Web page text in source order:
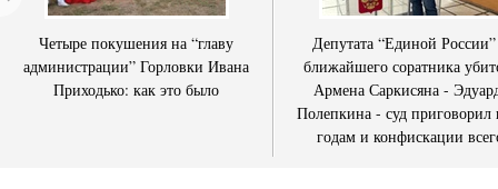
Четыре покушения на “главу
администрации” Горловки Ивана
Приходько: как это было
Депутата “Единой
ближайшего соратника
Армена Саркисяна -
Полепкина - суд приговорил
годам и конфискации